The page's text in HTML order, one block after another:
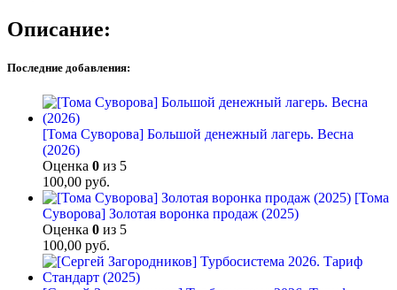
Описание:
Последние добавления:
[Тома Суворова] Большой денежный лагерь. Весна
(2026)
Оценка 0 из 5
100,00 руб.
[Тома
Суворова] Золотая воронка продаж (2025)
Оценка 0 из 5
100,00 руб.